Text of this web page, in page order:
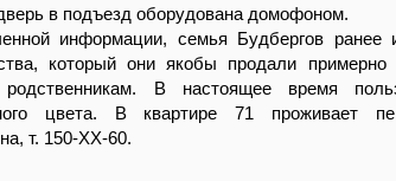
в подъезд оборудована домофоном.
информации, семья Будбергов ранее
который они якобы продали
родственникам. В настоящее время
цвета. В квартире 71 проживает
т. 150-ХХ-60.